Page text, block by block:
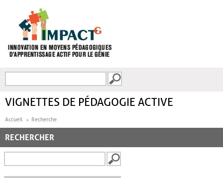
FORMULAIRE DE
VIGNETTES DE PÉDAGOGIE ACTIVE
Accueil Recherche
RECHERCHER